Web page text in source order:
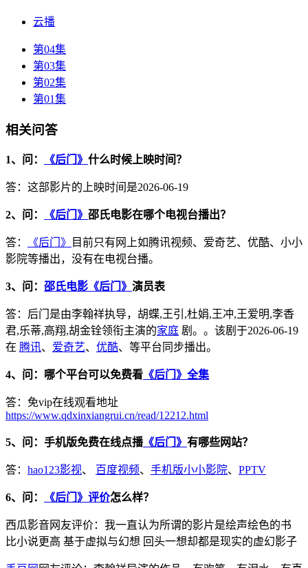
云播
第04集
第03集
第02集
第01集
相关问答
1、问： 《后门》 什么时候上映时间？
答：这部影片的上映时间是2026-06-19
2、问： 《后门》 邵氏电影在哪个电视台播出？
答： 《后门》
目前只有网上如腾讯视频、爱奇艺、优酷、小小
影院等播出，没有在电视台播。
3、问： 邵氏电影《后门》 演员表
答：后门是由李翰祥执导，胡蝶,王引,杜娟,王冲,王爱明,李香
君,乐蒂,高翔,胡金铨领衔主演的家庭 剧。。该剧于2026-06-19
在 腾讯、 爱奇艺、 优酷、等平台同步播出。
4、问：哪个平台可以免费看 《后门》全集
答：免vip在线观看地址
https://www.qdxinxiangrui.cn/read/12212.html
5、问：手机版免费在线点播《后门》 有哪些网站？
答： hao123影视、 百度视频、 手机版小小影院、 PPTV
6、问： 《后门》评价怎么样？
西瓜影音网友评价：我一直认为所谓的影片是绘声绘色的书
比小说更高 基于虚拟与幻想 回头一想却都是现实的虚幻影子